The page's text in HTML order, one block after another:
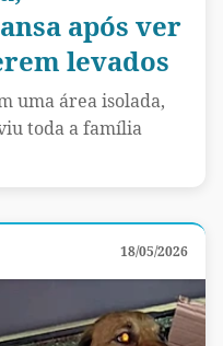
após ver
levados
uma área isolada,
toda a família
18/05/2026